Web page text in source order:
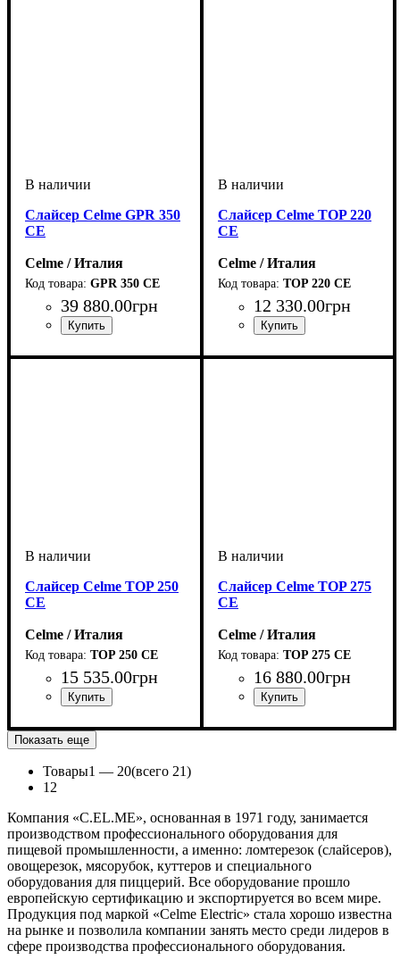
Слайсер Celme GPR 350
CE
Celme / Италия
GPR 350 CE
39 880.00грн
Слайсер Celme TOP 220
CE
Celme / Италия
TOP 220 CE
12 330.00грн
Слайсер Celme TOP 250
CE
Celme / Италия
TOP 250 CE
15 535.00грн
Слайсер Celme TOP 275
CE
Celme / Италия
TOP 275 CE
16 880.00грн
Показать еще
Товары1 — 20(всего 21)
1 2
Компания «C.EL.ME», основанная в 1971 году, занимается
производством профессионального оборудования для
пищевой промышленности, а именно: ломтерезок (слайсеров),
овощерезок, мясорубок, куттеров и специального
оборудования для пиццерий. Все оборудование прошло
европейскую сертификацию и экспортируется во всем мире.
Продукция под маркой «Celme Electric» стала хорошо известна
на рынке и позволила компании занять место среди лидеров в
сфере производства профессионального оборудования.